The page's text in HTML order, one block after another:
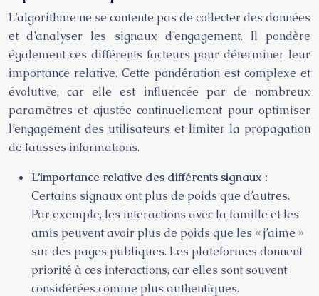
L’algorithme ne se contente pas de collecter des données
et d’analyser les signaux d’engagement. Il pondère
également ces différents facteurs pour déterminer leur
importance relative. Cette pondération est complexe et
évolutive, car elle est influencée par de nombreux
paramètres et ajustée continuellement pour optimiser
l’engagement des utilisateurs et limiter la propagation
de fausses informations.
L’importance relative des différents signaux :
Certains signaux ont plus de poids que d’autres.
Par exemple, les interactions avec la famille et les
amis peuvent avoir plus de poids que les « j’aime »
sur des pages publiques. Les plateformes donnent
priorité à ces interactions, car elles sont souvent
considérées comme plus authentiques.